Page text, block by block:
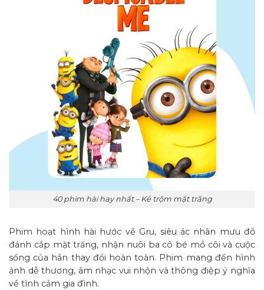
40 phim hài hay nhất – Kẻ trộm mặt trăng
Phim hoạt hình hài hước về Gru, siêu ác nhân mưu đồ
đánh cắp mặt trăng, nhận nuôi ba cô bé mồ côi và cuộc
sống của hắn thay đổi hoàn toàn. Phim mang đến hình
ảnh dễ thương, âm nhạc vui nhộn và thông điệp ý nghĩa
về tình cảm gia đình.